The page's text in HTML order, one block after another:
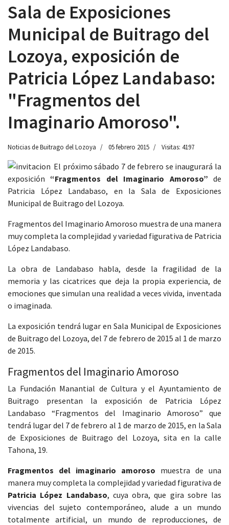
Sala de Exposiciones
Municipal de Buitrago del
Lozoya, exposición de
Patricia López Landabaso:
"Fragmentos del
Imaginario Amoroso".
Noticias de Buitrago del Lozoya 05 febrero 2015 Visitas: 4197
El próximo sábado 7 de febrero se inaugurará la
exposición “Fragmentos del Imaginario Amoroso” de
Patricia López Landabaso, en la Sala de Exposiciones
Municipal de Buitrago del Lozoya.
Fragmentos del Imaginario Amoroso muestra de una manera
muy completa la complejidad y variedad figurativa de Patricia
López Landabaso.
La obra de Landabaso habla, desde la fragilidad de la
memoria y las cicatrices que deja la propia experiencia, de
emociones que simulan una realidad a veces vivida, inventada
o imaginada.
La exposición tendrá lugar en Sala Municipal de Exposiciones
de Buitrago del Lozoya, del 7 de febrero de 2015 al 1 de marzo
de 2015.
Fragmentos del Imaginario Amoroso
La Fundación Manantial de Cultura y el Ayuntamiento de
Buitrago presentan la exposición de Patricia López
Landabaso “Fragmentos del Imaginario Amoroso” que
tendrá lugar del 7 de febrero al 1 de marzo de 2015, en la Sala
de Exposiciones de Buitrago del Lozoya, sita en la calle
Tahona, 19.
Fragmentos del imaginario amoroso muestra de una
manera muy completa la complejidad y variedad figurativa de
Patricia López Landabaso, cuya obra, que gira sobre las
vivencias del sujeto contemporáneo, alude a un mundo
totalmente artificial, un mundo de reproducciones, de